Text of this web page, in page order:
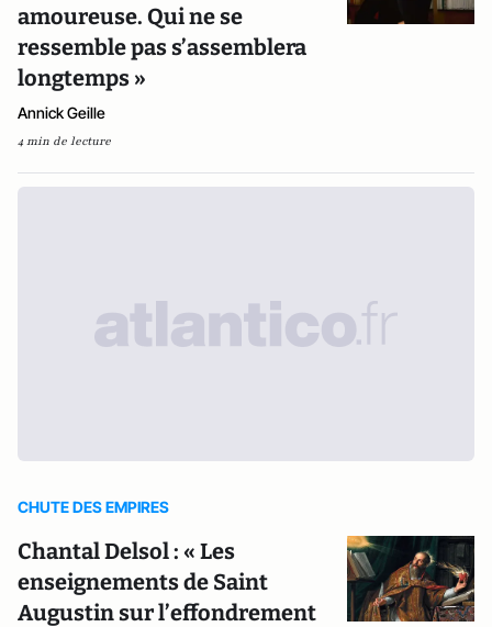
amoureuse. Qui ne se
ressemble pas s’assemblera
longtemps »
Annick Geille
4 min de lecture
CHUTE DES EMPIRES
Chantal Delsol : « Les
enseignements de Saint
Augustin sur l’effondrement